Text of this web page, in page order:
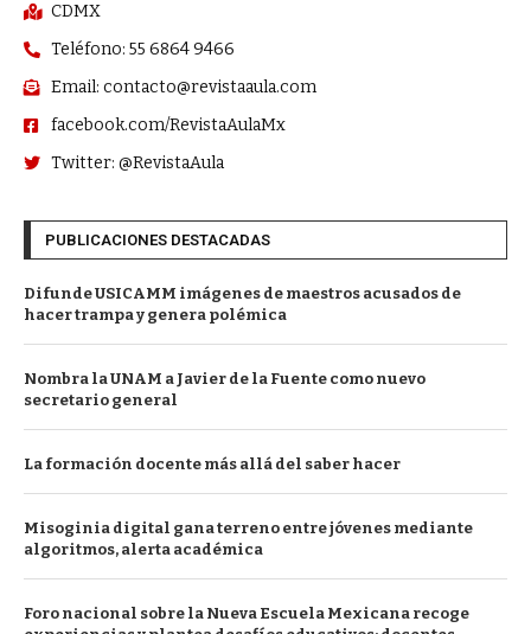
CDMX
Teléfono: 55 6864 9466
Email: contacto@revistaaula.com
facebook.com/RevistaAulaMx
Twitter: @RevistaAula
PUBLICACIONES DESTACADAS
Difunde USICAMM imágenes de maestros acusados de
hacer trampa y genera polémica
Nombra la UNAM a Javier de la Fuente como nuevo
secretario general
La formación docente más allá del saber hacer
Misoginia digital gana terreno entre jóvenes mediante
algoritmos, alerta académica
Foro nacional sobre la Nueva Escuela Mexicana recoge